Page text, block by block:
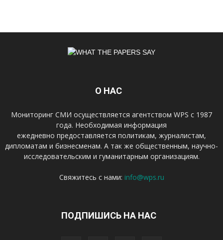
О НАС
Мониторинг СМИ осуществляется агентством WPS с 1987
года. Необходимая информация
ежедневно предоставляется политикам, журналистам,
дипломатам и бизнесменам. А так же общественным, научно-
исследовательским и гуманитарным организациям.
Свяжитесь с нами: info@wps.ru
ПОДПИШИСЬ НА НАС